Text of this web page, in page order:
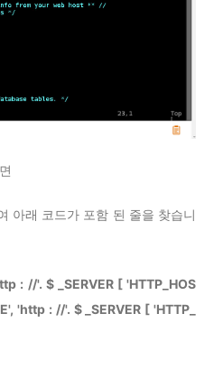
아래 코드가 포함 된 줄을 찾습니
: //'. $ _SERVER [ 'HTTP_HOS
'http : //'. $ _SERVER [ 'HTTP_